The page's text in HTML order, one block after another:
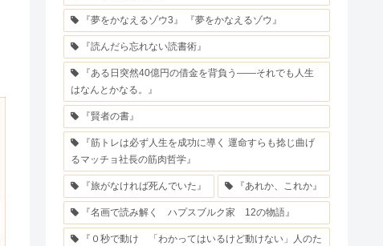
『夢をかなえるゾウ3』 『夢をかなえるゾウ』
『読んだら忘れない読書術』
『ある日突然40億円の借金を背負う――それでも人生
はなんとかなる。』
『賢者の書』
『筋トレは必ず人生を成功に導く 運命すらも捻じ曲げ
るマッチョ社長の筋肉哲学』
『旅がなければ死んでいた』 『あれか、これか』
『名画で読み解く ハプスブルク家 12の物語』
『０秒で動け 「わかってはいるけど動けない」人のた